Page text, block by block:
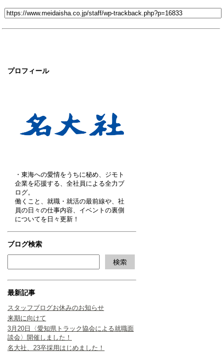
プロフィール
・東海への愛情をうちに秘め、ジモト
企業を応援する、全社員による全力ブ
ログ。
働くこと、就職・就活の最前線や、社
員の日々の仕事内容、イベントの裏側
についてを日々更新！
ブログ検索
最新記事
スタッフブログお休みのお知らせ
来期に向けて
3月20日〈愛知県トラック協会による就職面
談会〉開催しました！
名大社、23卒採用はじめました！